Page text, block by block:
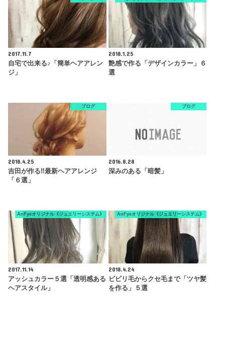
2017.11.7
自宅で出来る♪「簡単ヘアアレン
ジ」
2018.1.25
艶感で作る「デザインカラー」６
選
ブログ
2018.4.25
吉田が作る‼︎最新ヘアアレンジ
「６選」
ブログ
2016.8.28
深みのある「暗髪」
AnFyeオリジナル《ジュエリーシステム》
2017.11.14
アッシュカラー５選「透明感ある
ヘアスタイル」
AnFyeオリジナル《ジュエリーシステム》
2018.4.24
ビビリ毛からクセ毛まで「ツヤ髪
を作る」５選